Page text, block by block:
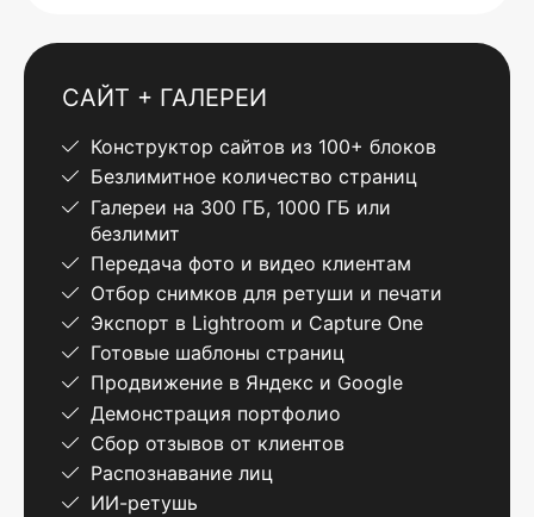
САЙТ + ГАЛЕРЕИ
Конструктор сайтов из 100+ блоков
Безлимитное количество страниц
Галереи на 300 ГБ, 1000 ГБ или
безлимит
Передача фото и видео клиентам
Отбор снимков для ретуши и печати
Экспорт в Lightroom и Capture One
Готовые шаблоны страниц
Продвижение в Яндекс и Google
Демонстрация портфолио
Сбор отзывов от клиентов
Распознавание лиц
ИИ-ретушь